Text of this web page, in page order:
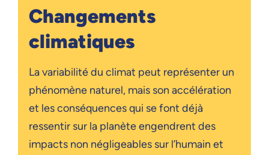
Changements
climatiques
La variabilité du climat peut représenter un
phénomène naturel, mais son accélération
et les conséquences qui se font déjà
ressentir sur la planète engendrent des
impacts non négligeables sur l’humain et